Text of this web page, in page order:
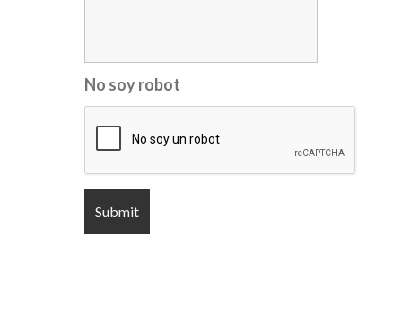
No soy robot